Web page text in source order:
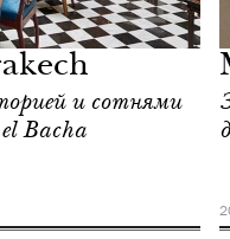
и сотнями
Bacha